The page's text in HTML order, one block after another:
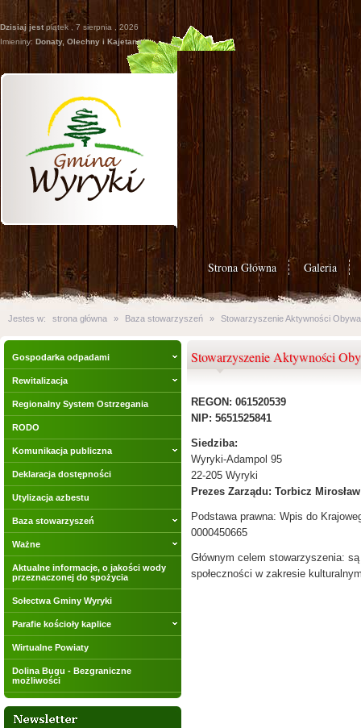
Dzisiaj jest piątek , 7 sierpnia , 2026
Imieniny: Donaty, Olechny i Kajetana
Strona Główna Galeria
Jestes w: strona główna » Baza stowarzyszeń » Stowarzyszenie Aktywności
Gospodarka odpadami
Rewitalizacja
Regionalny System Ostrzegania
RODO
Komunikacja publiczna
Deklaracja dostępności
Utylizacja azbestu
Baza stowarzyszeń
Ważne
Aktualne informacje, o jakości wody
przeznaczonej do spożycia
Sołectwa Gminy Wyryki
Parafie kościoły kaplice
Wirtualne Powiaty
Dolina Bugu - Bezgraniczne
możliwości
Stowarzyszenie Aktywności
REGON: 061520539
NIP: 5651525841
Siedziba:
Wyryki-Adampol 95
22-205 Wyryki
Prezes Zarządu: Torbicz Mirosław
Podstawa prawna: Wpis do
0000450665
Głównym celem stowarzyszenia:
społeczności w zakresie